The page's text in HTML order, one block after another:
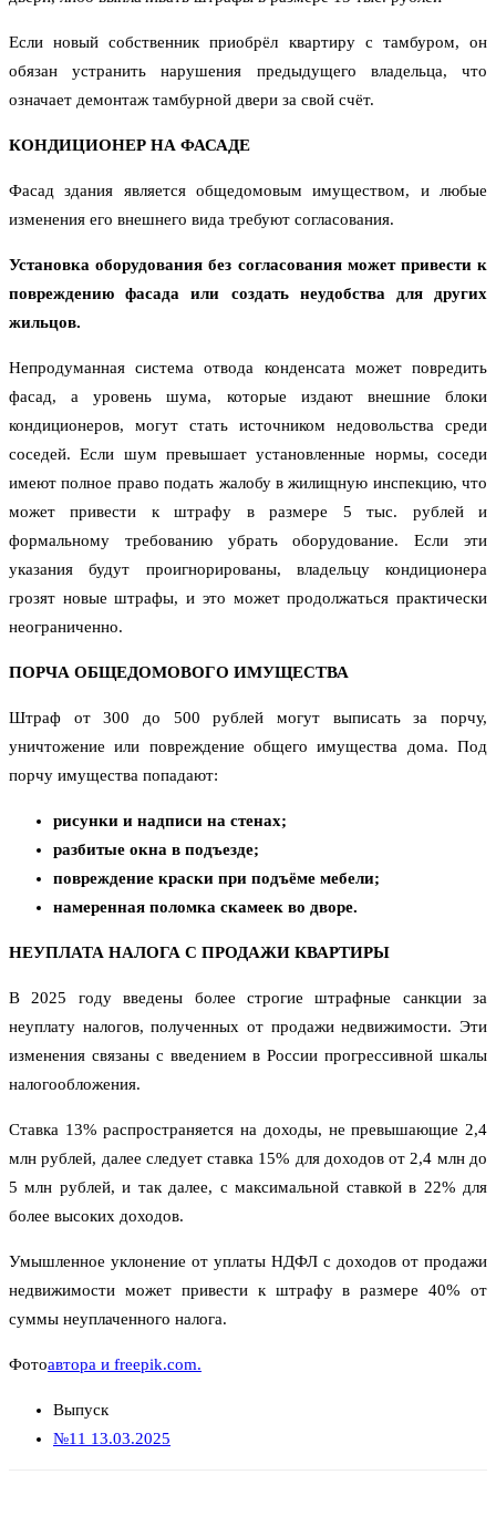
Если новый собственник приобрёл квартиру с тамбуром, он
обязан устранить нарушения предыдущего владельца, что
означает демонтаж тамбурной двери за свой счёт.
КОНДИЦИОНЕР НА ФАСАДЕ
Фасад здания является общедомовым имуществом, и любые
изменения его внешнего вида требуют согласования.
Установка оборудования без согласования может привести к
повреждению фасада или создать неудобства для других
жильцов.
Непродуманная система отвода конденсата может повредить
фасад, а уровень шума, которые издают внешние блоки
кондиционеров, могут стать источником недовольства среди
соседей. Если шум превышает установленные нормы, соседи
имеют полное право подать жалобу в жилищную инспекцию, что
может привести к штрафу в размере 5 тыс. рублей и
формальному требованию убрать оборудование. Если эти
указания будут проигнорированы, владельцу кондиционера
грозят новые штрафы, и это может продолжаться практически
неограниченно.
ПОРЧА ОБЩЕДОМОВОГО ИМУЩЕСТВА
Штраф от 300 до 500 рублей могут выписать за порчу,
уничтожение или повреждение общего имущества дома. Под
порчу имущества попадают:
рисунки и надписи на стенах;
разбитые окна в подъезде;
повреждение краски при подъёме мебели;
намеренная поломка скамеек во дворе.
НЕУПЛАТА НАЛОГА С ПРОДАЖИ КВАРТИРЫ
В 2025 году введены более строгие штрафные санкции за
неуплату налогов, полученных от продажи недвижимости. Эти
изменения связаны с введением в России прогрессивной шкалы
налогообложения.
Ставка 13% распространяется на доходы, не превышающие 2,4
млн рублей, далее следует ставка 15% для доходов от 2,4 млн до
5 млн рублей, и так далее, с максимальной ставкой в 22% для
более высоких доходов.
Умышленное уклонение от уплаты НДФЛ с доходов от продажи
недвижимости может привести к штрафу в размере 40% от
суммы неуплаченного налога.
Фотоавтора и freepik.com.
Выпуск
№11 13.03.2025